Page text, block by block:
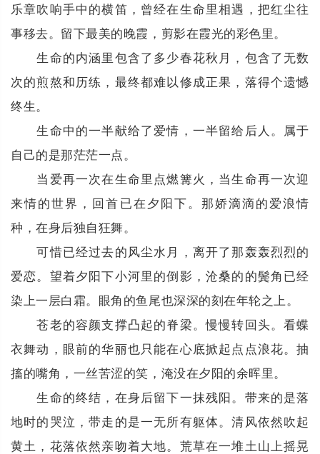
乐章吹响手中的横笛，曾经在生命里相遇，把红尘往
事移去。留下最美的晚霞，剪影在霞光的彩色里。
生命的内涵里包含了多少春花秋月，包含了无数
次的煎熬和历练，最终都难以修成正果，落得个遗憾
终生。
生命中的一半献给了爱情，一半留给后人。属于
自己的是那茫茫一点。
当爱再一次在生命里点燃篝火，当生命再一次迎
来情的世界，回首已在夕阳下。那娇滴滴的爱浪情
种，在身后独自狂舞。
可惜已经过去的风尘水月，离开了那轰轰烈烈的
爱恋。望着夕阳下小河里的倒影，沧桑的的鬓角已经
染上一层白霜。眼角的鱼尾也深深的刻在年轮之上。
苍老的容颜支撑凸起的脊梁。慢慢转回头。看蝶
衣舞动，眼前的华丽也只能在心底掀起点点浪花。抽
搐的嘴角，一丝苦涩的笑，淹没在夕阳的余晖里。
生命的终结，在身后留下一抹残阳。带来的是落
地时的哭泣，带走的是一无所有躯体。清风依然吹起
黄土，花落依然亲吻着大地。荒草在一堆土山上摇晃